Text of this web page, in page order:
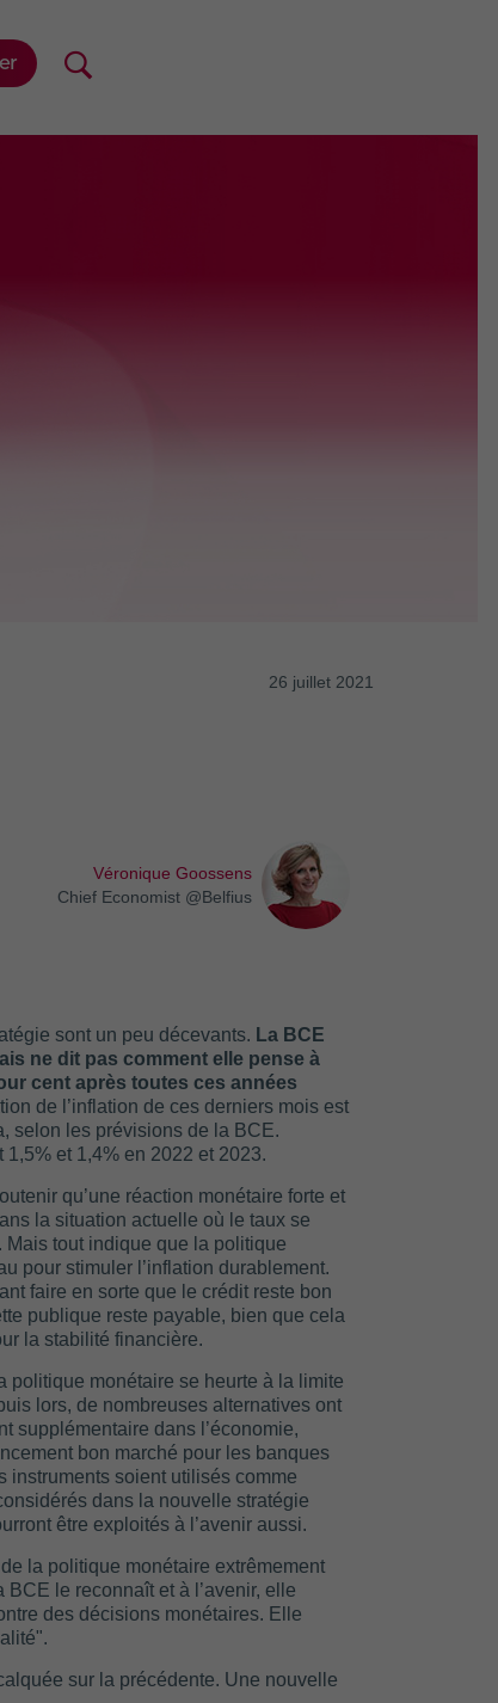
26 juillet 2021
Véronique Goossens
Chief Economist @Belfius
sont un peu décevants. La BCE
ne dit pas comment elle pense à
cent après toutes ces années
de l’inflation de ces derniers mois est
selon les prévisions de la BCE.
1,5% et 1,4% en 2022 et 2023.
qu’une réaction monétaire forte et
la situation actuelle où le taux se
tout indique que la politique
pour stimuler l’inflation durablement.
faire en sorte que le crédit reste bon
publique reste payable, bien que cela
la stabilité financière.
politique monétaire se heurte à la limite
lors, de nombreuses alternatives ont
supplémentaire dans l’économie,
bon marché pour les banques
instruments soient utilisés comme
dans la nouvelle stratégie
être exploités à l’avenir aussi.
la politique monétaire extrêmement
BCE le reconnaît et à l’avenir, elle
des décisions monétaires. Elle
sur la précédente. Une nouvelle